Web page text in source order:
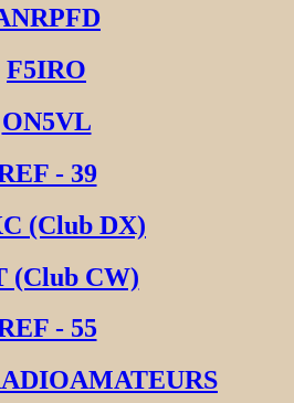
F5IRO
ON5VL
- 39
(Club DX)
(Club CW)
- 55